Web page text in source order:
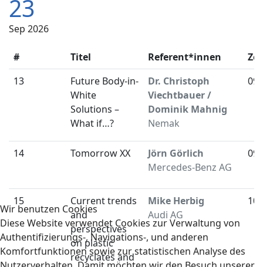
23
Sep 2026
# Titel Referent*innen
13
Future Body-in-
White
Solutions –
What if…?
Dr. Christoph
Viechtbauer /
Dominik Mahnig
Nemak
14 Tomorrow XX
Jörn Görlich
Mercedes-Benz AG
15
Current trends
and
perspectives
on plastic
recyclates and
Mike Herbig
Audi AG
Wir benutzen Cookies
Diese Website verwendet Cookies zur Verwaltung von
Authentifizierungs-, Navigations-, und anderen
Komfortfunktionen sowie zur statistischen Analyse des